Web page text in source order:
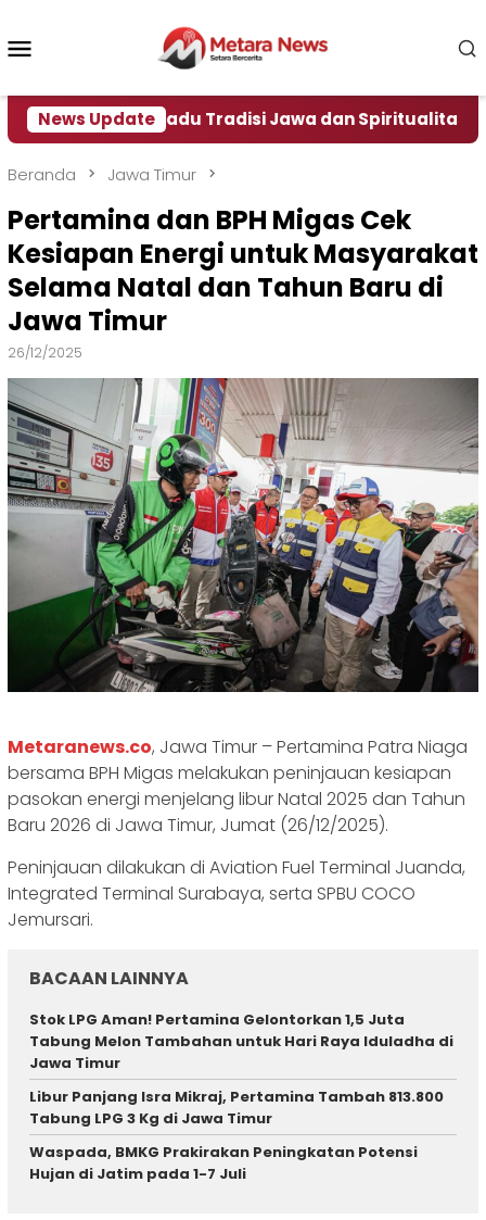
konten
News Update
Pemadu Tradisi Jawa dan Spiritualitas,
Beranda Jawa Timur
Pertamina dan BPH Migas Cek
Kesiapan Energi untuk Masyarakat
Selama Natal dan Tahun Baru di
Jawa Timur
26/12/2025
Metaranews.co, Jawa Timur – Pertamina Patra Niaga
bersama BPH Migas melakukan peninjauan kesiapan
pasokan energi menjelang libur Natal 2025 dan Tahun
Baru 2026 di Jawa Timur, Jumat (26/12/2025).
Peninjauan dilakukan di Aviation Fuel Terminal Juanda,
Integrated Terminal Surabaya, serta SPBU COCO
Jemursari.
BACAAN LAINNYA
Stok LPG Aman! Pertamina Gelontorkan 1,5 Juta
Tabung Melon Tambahan untuk Hari Raya Iduladha di
Jawa Timur
Libur Panjang Isra Mikraj, Pertamina Tambah 813.800
Tabung LPG 3 Kg di Jawa Timur
Waspada, BMKG Prakirakan Peningkatan Potensi
Hujan di Jatim pada 1-7 Juli